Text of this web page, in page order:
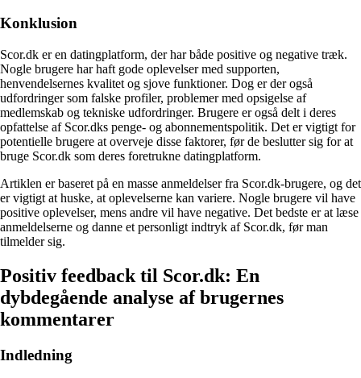
Konklusion
Scor.dk er en datingplatform, der har både positive og negative træk.
Nogle brugere har haft gode oplevelser med supporten,
henvendelsernes kvalitet og sjove funktioner. Dog er der også
udfordringer som falske profiler, problemer med opsigelse af
medlemskab og tekniske udfordringer. Brugere er også delt i deres
opfattelse af Scor.dks penge- og abonnementspolitik. Det er vigtigt for
potentielle brugere at overveje disse faktorer, før de beslutter sig for at
bruge Scor.dk som deres foretrukne datingplatform.
Artiklen er baseret på en masse anmeldelser fra Scor.dk-brugere, og det
er vigtigt at huske, at oplevelserne kan variere. Nogle brugere vil have
positive oplevelser, mens andre vil have negative. Det bedste er at læse
anmeldelserne og danne et personligt indtryk af Scor.dk, før man
tilmelder sig.
Positiv feedback til Scor.dk: En
dybdegående analyse af brugernes
kommentarer
Indledning